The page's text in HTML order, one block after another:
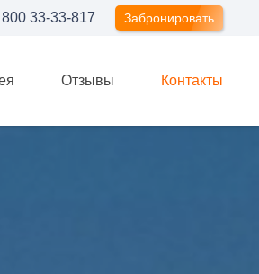
33-33-817 Забронировать
Отзывы Контакты